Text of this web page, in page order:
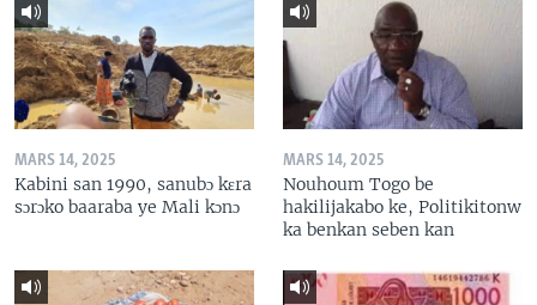
MARS 14, 2025
Kabini san 1990, sanubɔ kɛra
sɔrɔko baaraba ye Mali kɔnɔ
MARS 14, 2025
Nouhoum Togo be
hakilijakabo ke, Politikitonw
ka benkan seben kan